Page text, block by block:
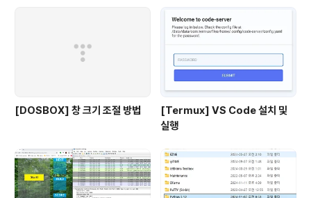
[DOSBOX] 창 크기 조절 방법
[Termux] VS Code 설치 및
실행